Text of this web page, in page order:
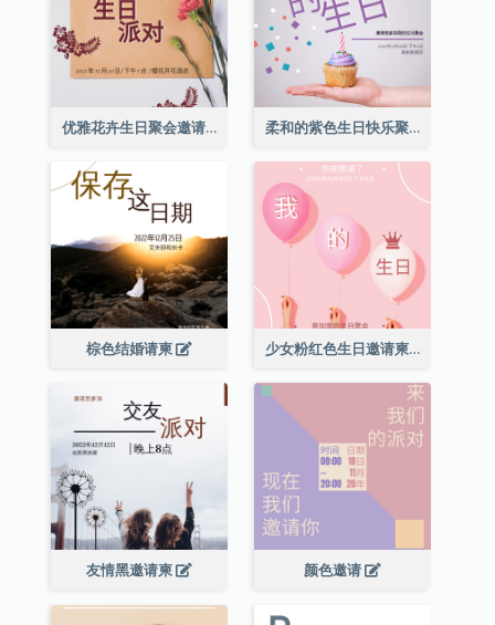
优雅花卉生日聚会邀请函 柔和的紫色生日快乐聚会请柬
棕色结婚请柬 少女粉红色生日邀请柬
友情黑邀请柬 颜色邀请